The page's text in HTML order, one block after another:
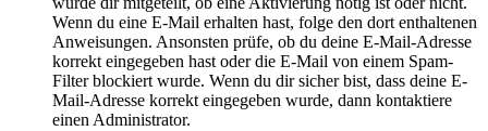
Wenn du eine E-Mail erhalten hast, folge den dort enthaltenen
Anweisungen. Ansonsten prüfe, ob du deine E-Mail-Adresse
korrekt eingegeben hast oder die E-Mail von einem Spam-
Filter blockiert wurde. Wenn du dir sicher bist, dass deine E-
Mail-Adresse korrekt eingegeben wurde, dann kontaktiere
einen Administrator.